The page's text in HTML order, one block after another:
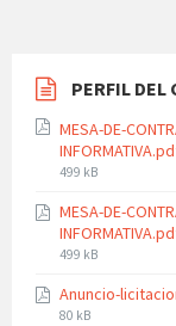
PERFIL DEL
MESA-DE-
File
499 kB
MESA-DE-
File
499 kB
Anuncio-
File
80 kB